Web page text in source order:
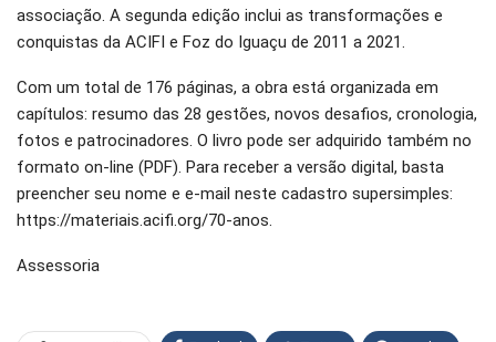
associação. A segunda edição inclui as transformações e
conquistas da ACIFI e Foz do Iguaçu de 2011 a 2021.
Com um total de 176 páginas, a obra está organizada em
capítulos: resumo das 28 gestões, novos desafios, cronologia,
fotos e patrocinadores. O livro pode ser adquirido também no
formato on-line (PDF). Para receber a versão digital, basta
preencher seu nome e e-mail neste cadastro supersimples:
https://materiais.acifi.org/70-anos.
Assessoria